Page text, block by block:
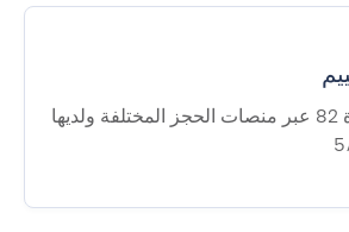
تم حجز هذه الوحدة 82 عبر منصات الحجز المختلفة ولديها